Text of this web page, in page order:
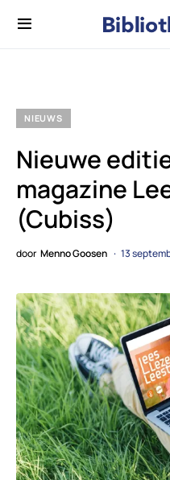
NIEUWS
Nieuwe
magazine
(Cubiss)
door Menno Goosen 13